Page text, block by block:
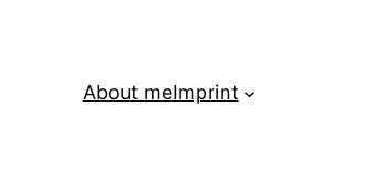
About meImprint